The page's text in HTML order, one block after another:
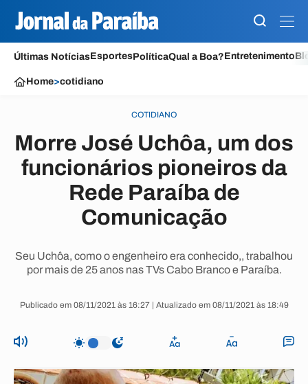
Últimas NotíciasEsportesPolíticaQual a Boa?Entretenimento
Home>cotidiano
COTIDIANO
Morre José Uchôa, um dos
funcionários pioneiros da
Rede Paraíba de
Comunicação
Seu Uchôa, como o engenheiro era conhecido,, trabalhou
por mais de 25 anos nas TVs Cabo Branco e Paraíba.
Publicado em 08/11/2021 às 16:27 | Atualizado em 08/11/2021 às 18:49